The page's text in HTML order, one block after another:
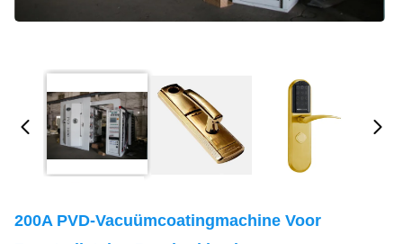
200A PVD-Vacuümcoatingmachine Voor